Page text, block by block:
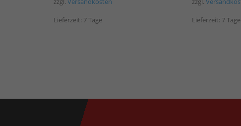
Lieferzeit: 7 Tage Lieferzeit: 7 Tage